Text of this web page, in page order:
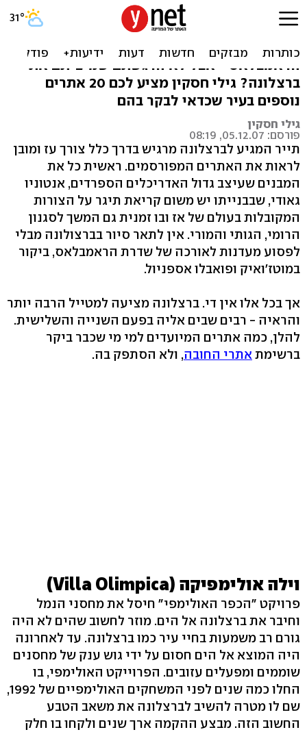
ברצלונה למתקדמים
כבר ביקרתם בסגרדה פמיליה וצעדתם לאורך
הראמבלאס - אבל לא הרגשתם שמיציתם את
ברצלונה? גילי חסקין מציע לכם 20 אתרים
נוספים בעיר שכדאי לבקר בהם
גילי חסקין
פורסם: 05.12.07, 08:19
תייר המגיע לברצלונה מרגיש בדרך כלל צורך עז ומובן
לראות את האתרים המפורסמים. ראשית כל את
המבנים שעיצב גדול האדריכלים הספרדים, אנטוניו
גאודי, שבבנייתו יש משום קריאת תיגר על הצורות
המקובלות בעולם של אז ובו זמנית גם המשך לסגנון
הרומי, הגותי והמורי. אין לתאר סיור בברצולונה מבלי
לפסוע מעדנות לאורכה של שדרת הראמבלאס, ביקור
במוטז'ואיק ופואבלו אספניול.
אך בכל אלו אין די. ברצלונה מציעה למטייל הרבה יותר
והראיה - רבים שבים אליה בפעם השנייה והשלישית.
להלן, כמה אתרים המיועדים למי מי שכבר ביקר
ברשימתאתרי החובה, ולא הסתפק בה.
וילה אולימפיקה (Villa Olimpica)
פרויקט "הכפר האולימפי" חיסל את מחסני הנמל
וחיבר את ברצלונה אל הים. מוזר לחשוב שהים לא היה
גורם רב משמעות בחיי עיר כמו ברצלונה. עד לאחרונה
היה המוצא אל הים חסום על ידי גוש ענק של מחסנים
שוממים ומפעלים עזובים. הפרוייקט האולימפי, בו
החלו כמה שנים לפני המשחקים האולימפיים של 1992,
שם לו מטרה להשיב לברצלונה את משאב הטבע
החשוב הזה. מבצע ההקמה ארך שנים ולקחו בו חלק